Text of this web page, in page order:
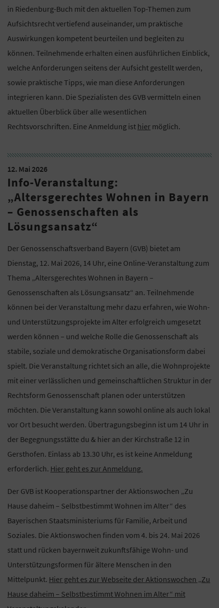
in Riedenburg-Buch mit den aktuellen Top-Themen zum
Aufsichtsrecht vertiefend auseinander, um praktische
Auswirkungen kompetent beurteilen und begleiten zu
können. Teilnehmende erhalten einen ausführlichen Einblick,
welche Anforderungen seitens der Aufsicht gestellt werden,
sowie praktische Tipps, wie man diese Anforderungen
integrieren kann. Die Spezialisten des GVB vermitteln einen
aktuellen Überblick über alle wesentlichen
Rechtsvorschriften. Eine Anmeldung ist hier möglich.
12. Mai 2026
Info-Veranstaltung:
„Altersgerechtes Wohnen in Bayern
– Genossenschaften als
Lösungsansatz“
Der Genossenschaftsverband Bayern (GVB) bietet am
Dienstag, 12. Mai 2026, 14 Uhr, eine Online-Veranstaltung zum
Thema „Altersgerechtes Wohnen in Bayern –
Genossenschaften als Lösungsansatz“ an. Teilnehmende
können bei der Veranstaltung mehr dazu erfahren, wie Wohn-
und Unterstützungsprojekte im Alter erfolgreich umgesetzt
werden können – und welche Rolle die Genossenschaft als
stabile, soziale und demokratische Organisationsform dabei
spielt. Die Veranstaltung richtet sich an alle, die Wohnprojekte
mit einer verlässlichen und gemeinschaftlichen Struktur in der
Rechtsform Genossenschaft planen oder unterstützen
möchten. Die Veranstaltung kann sowohl online als auch lokal
vor Ort besucht werden. Übertragungsbeginn ist um 14 Uhr in
der Begegnungsstätte du & hier an der Kirchstraße 12 in
Gersthofen. Einlass ab 13.30 Uhr, es ist keine Anmeldung
erforderlich. Hier geht es zur Anmeldung.
Der GVB ist Kooperationspartner der Aktionswochen „Zu
Hause daheim – Selbstbestimmt Wohnen im Alter“ des
Bayerischen Staatsministeriums für Familie, Arbeit und
Soziales. Die Aktionswochen finden vom 4. bis 24. Mai 2026
statt und rücken bayernweit zukunftsfähige Wohn- und
Unterstützungsformen für ältere Menschen in den
Mittelpunkt. Hier geht es zur Webseite der Aktionswochen „Zu
Hause daheim – Selbstbestimmt Wohnen im Alter“ mit